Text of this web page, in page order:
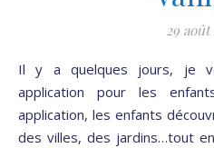
29 août
Il y a quelques jours, je vous ai parlé d’une super
application pour les
application, les enfants
des villes, des jardins…tout